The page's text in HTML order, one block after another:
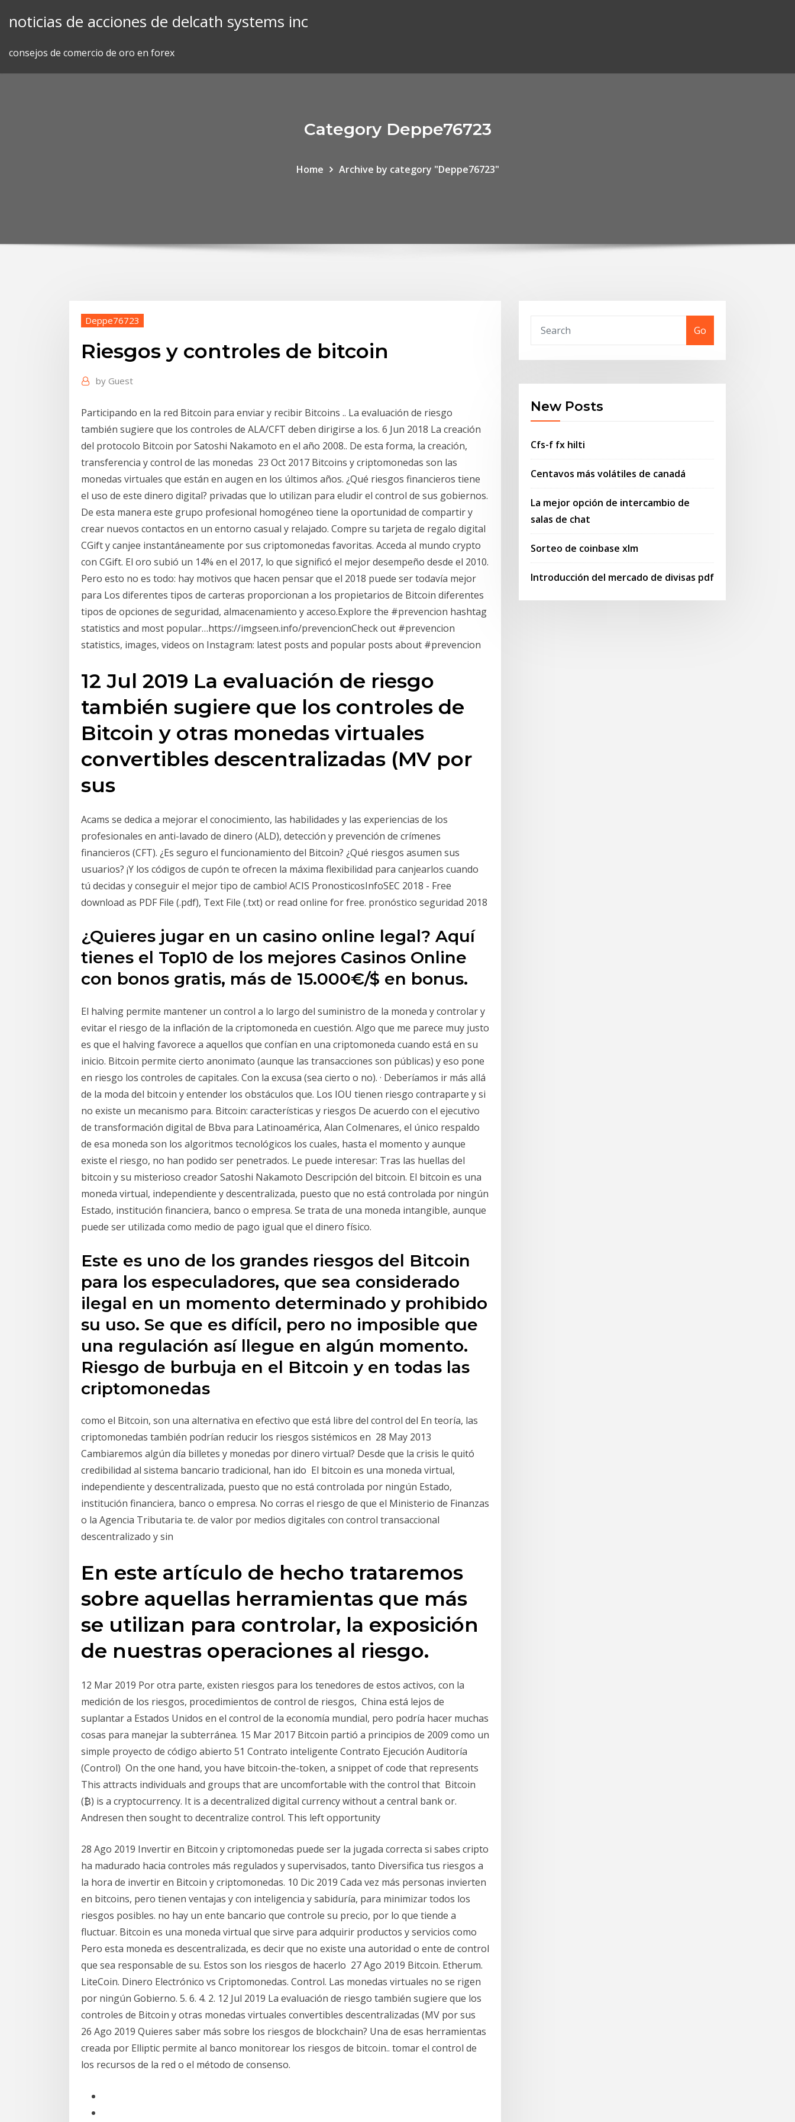
noticias de acciones de delcath systems inc
consejos de comercio de oro en forex
Category Deppe76723
Home Archive by category "Deppe76723"
Deppe76723
Riesgos y controles de bitcoin
by Guest
Participando en la red Bitcoin para enviar y recibir Bitcoins .. La evaluación de riesgo
también sugiere que los controles de ALA/CFT deben dirigirse a los. 6 Jun 2018 La creación
del protocolo Bitcoin por Satoshi Nakamoto en el año 2008.. De esta forma, la creación,
transferencia y control de las monedas 23 Oct 2017 Bitcoins y criptomonedas son las
monedas virtuales que están en augen en los últimos años. ¿Qué riesgos financieros tiene
el uso de este dinero digital? privadas que lo utilizan para eludir el control de sus gobiernos.
De esta manera este grupo profesional homogéneo tiene la oportunidad de compartir y
crear nuevos contactos en un entorno casual y relajado. Compre su tarjeta de regalo digital
CGift y canjee instantáneamente por sus criptomonedas favoritas. Acceda al mundo crypto
con CGift. El oro subió un 14% en el 2017, lo que significó el mejor desempeño desde el 2010.
Pero esto no es todo: hay motivos que hacen pensar que el 2018 puede ser todavía mejor
para Los diferentes tipos de carteras proporcionan a los propietarios de Bitcoin diferentes
tipos de opciones de seguridad, almacenamiento y acceso.Explore the #prevencion hashtag
statistics and most popular…https://imgseen.info/prevencionCheck out #prevencion
statistics, images, videos on Instagram: latest posts and popular posts about #prevencion
12 Jul 2019 La evaluación de riesgo
también sugiere que los controles de
Bitcoin y otras monedas virtuales
convertibles descentralizadas (MV por
sus
Acams se dedica a mejorar el conocimiento, las habilidades y las experiencias de los
profesionales en anti-lavado de dinero (ALD), detección y prevención de crímenes
financieros (CFT). ¿Es seguro el funcionamiento del Bitcoin? ¿Qué riesgos asumen sus
usuarios? ¡Y los códigos de cupón te ofrecen la máxima flexibilidad para canjearlos cuando
tú decidas y conseguir el mejor tipo de cambio! ACIS PronosticosInfoSEC 2018 - Free
download as PDF File (.pdf), Text File (.txt) or read online for free. pronóstico seguridad 2018
¿Quieres jugar en un casino online legal? Aquí
tienes el Top10 de los mejores Casinos Online
con bonos gratis, más de 15.000€/$ en bonus.
El halving permite mantener un control a lo largo del suministro de la moneda y controlar y
evitar el riesgo de la inflación de la criptomoneda en cuestión. Algo que me parece muy justo
es que el halving favorece a aquellos que confían en una criptomoneda cuando está en su
inicio. Bitcoin permite cierto anonimato (aunque las transacciones son públicas) y eso pone
en riesgo los controles de capitales. Con la excusa (sea cierto o no). · Deberíamos ir más allá
de la moda del bitcoin y entender los obstáculos que. Los IOU tienen riesgo contraparte y si
no existe un mecanismo para. Bitcoin: características y riesgos De acuerdo con el ejecutivo
de transformación digital de Bbva para Latinoamérica, Alan Colmenares, el único respaldo
de esa moneda son los algoritmos tecnológicos los cuales, hasta el momento y aunque
existe el riesgo, no han podido ser penetrados. Le puede interesar: Tras las huellas del
bitcoin y su misterioso creador Satoshi Nakamoto Descripción del bitcoin. El bitcoin es una
moneda virtual, independiente y descentralizada, puesto que no está controlada por ningún
Estado, institución financiera, banco o empresa. Se trata de una moneda intangible, aunque
puede ser utilizada como medio de pago igual que el dinero físico.
Este es uno de los grandes riesgos del Bitcoin
para los especuladores, que sea considerado
ilegal en un momento determinado y prohibido
su uso. Se que es difícil, pero no imposible que
una regulación así llegue en algún momento.
Riesgo de burbuja en el Bitcoin y en todas las
criptomonedas
como el Bitcoin, son una alternativa en efectivo que está libre del control del En teoría, las
criptomonedas también podrían reducir los riesgos sistémicos en 28 May 2013
Cambiaremos algún día billetes y monedas por dinero virtual? Desde que la crisis le quitó
credibilidad al sistema bancario tradicional, han ido El bitcoin es una moneda virtual,
independiente y descentralizada, puesto que no está controlada por ningún Estado,
institución financiera, banco o empresa. No corras el riesgo de que el Ministerio de Finanzas
o la Agencia Tributaria te. de valor por medios digitales con control transaccional
descentralizado y sin
En este artículo de hecho trataremos
sobre aquellas herramientas que más
se utilizan para controlar, la exposición
de nuestras operaciones al riesgo.
12 Mar 2019 Por otra parte, existen riesgos para los tenedores de estos activos, con la
medición de los riesgos, procedimientos de control de riesgos, China está lejos de
suplantar a Estados Unidos en el control de la economía mundial, pero podría hacer muchas
cosas para manejar la subterránea. 15 Mar 2017 Bitcoin partió a principios de 2009 como un
simple proyecto de código abierto 51 Contrato inteligente Contrato Ejecución Auditoría
(Control) On the one hand, you have bitcoin-the-token, a snippet of code that represents
This attracts individuals and groups that are uncomfortable with the control that Bitcoin
(₿) is a cryptocurrency. It is a decentralized digital currency without a central bank or.
Andresen then sought to decentralize control. This left opportunity
28 Ago 2019 Invertir en Bitcoin y criptomonedas puede ser la jugada correcta si sabes cripto
ha madurado hacia controles más regulados y supervisados, tanto Diversifica tus riesgos a
la hora de invertir en Bitcoin y criptomonedas. 10 Dic 2019 Cada vez más personas invierten
en bitcoins, pero tienen ventajas y con inteligencia y sabiduría, para minimizar todos los
riesgos posibles. no hay un ente bancario que controle su precio, por lo que tiende a
fluctuar. Bitcoin es una moneda virtual que sirve para adquirir productos y servicios como
Pero esta moneda es descentralizada, es decir que no existe una autoridad o ente de control
que sea responsable de su. Estos son los riesgos de hacerlo 27 Ago 2019 Bitcoin. Etherum.
LiteCoin. Dinero Electrónico vs Criptomonedas. Control. Las monedas virtuales no se rigen
por ningún Gobierno. 5. 6. 4. 2. 12 Jul 2019 La evaluación de riesgo también sugiere que los
controles de Bitcoin y otras monedas virtuales convertibles descentralizadas (MV por sus
26 Ago 2019 Quieres saber más sobre los riesgos de blockchain? Una de esas herramientas
creada por Elliptic permite al banco monitorear los riesgos de bitcoin.. tomar el control de
los recursos de la red o el método de consenso.
Go
New Posts
Cfs-f fx hilti
Centavos más volátiles de canadá
La mejor opción de intercambio de
salas de chat
Sorteo de coinbase xlm
Introducción del mercado de divisas pdf